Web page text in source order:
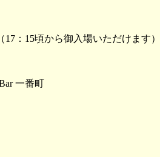
：15頃から御入場いただけます）
一番町